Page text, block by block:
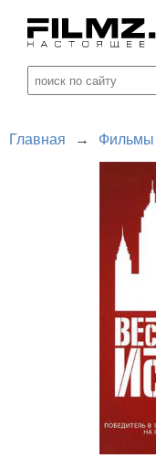
Главная → Фильмы